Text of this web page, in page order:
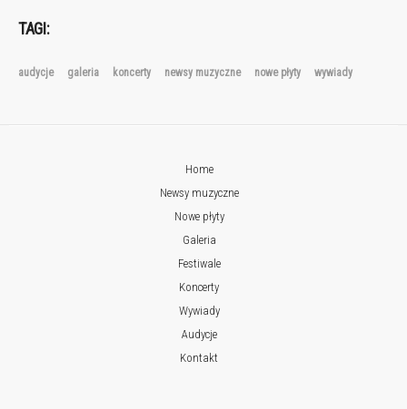
TAGI:
audycje galeria koncerty newsy muzyczne nowe płyty wywiady
Home
Newsy muzyczne
Nowe płyty
Galeria
Festiwale
Koncerty
Wywiady
Audycje
Kontakt